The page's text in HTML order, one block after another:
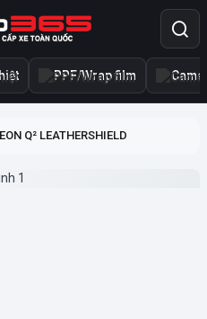
PPF/Wrap film
Q² LEATHERSHIELD